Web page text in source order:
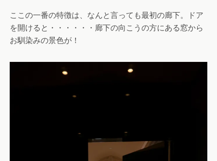
ここの一番の特徴は、なんと言っても最初の廊下。ドア
を開けると・・・・・・廊下の向こうの方にある窓から
お馴染みの景色が！